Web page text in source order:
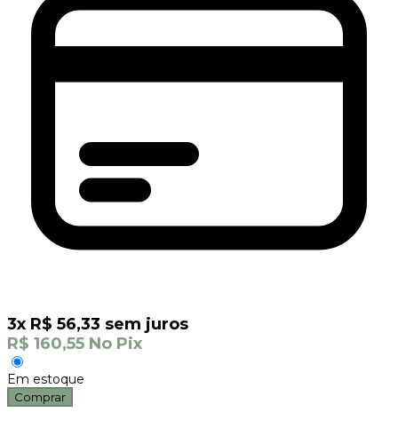
3x R$ 56,33 sem juros
R$ 160,55 No Pix
Em estoque
Comprar